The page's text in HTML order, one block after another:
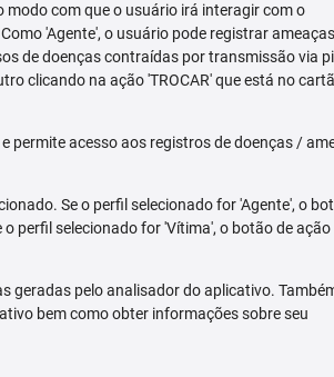
modo com que o usuário irá interagir com o
'Agente', o usuário pode registrar
de doenças contraídas por transmissão via
clicando na ação 'TROCAR' que está no
permite acesso aos registros de doenças /
Se o perfil selecionado for 'Agente', o
perfil selecionado for 'Vítima', o botão de ação
geradas pelo analisador do aplicativo.
bem como obter informações sobre seu